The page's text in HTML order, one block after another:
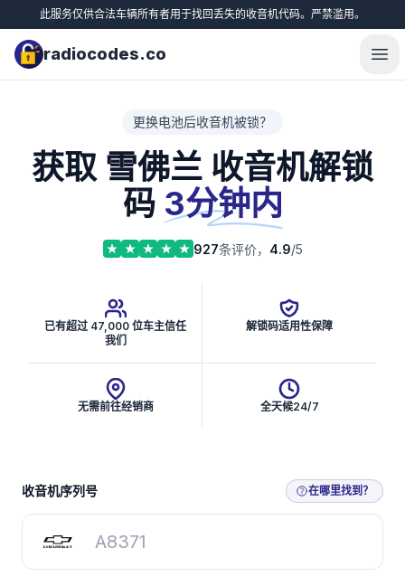
此服务仅供合法车辆所有者用于找回丢失的收音机代码。严禁滥用。
radiocodes.co
更换电池后收音机被锁？
获取 雪佛兰 收音机解锁
码 3分钟内
927条评价， 4.9/5
已有超过 47,000 位车主信任
我们
解锁码适用性保障
无需前往经销商 全天候24/7
获取收音机解锁码
收音机序列号 在哪里找到？